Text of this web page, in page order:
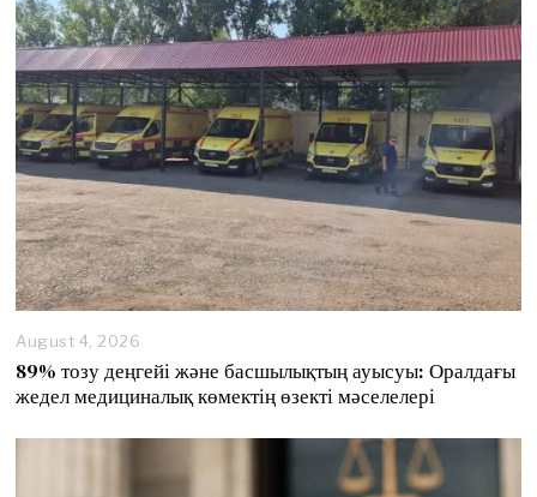
August 4, 2026
89% тозу деңгейі және басшылықтың ауысуы: Оралдағы
жедел медициналық көмектің өзекті мәселелері